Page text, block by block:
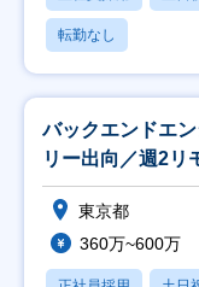
転勤なし
バックエンドエ
リー出向／週2リ
東京都
360万~600万